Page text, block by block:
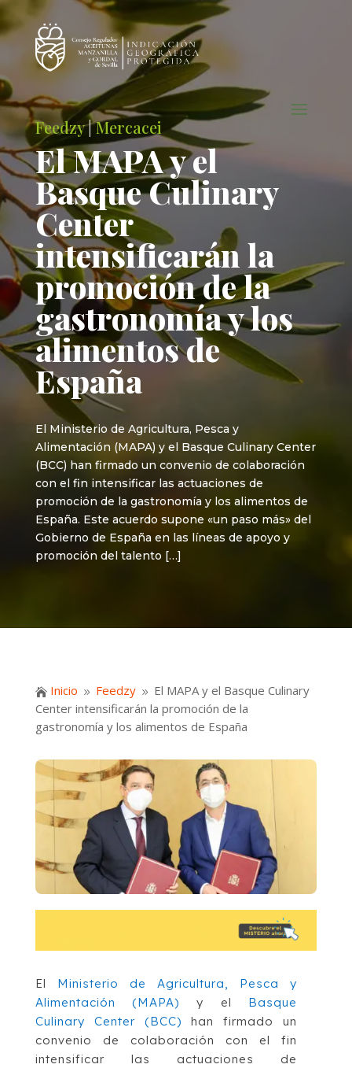
Feedzy|Mercacei
El MAPA y el
Basque Culinary
Center
intensificarán la
promoción de la
gastronomía y los
alimentos de
España
El Ministerio de Agricultura, Pesca y
Alimentación (MAPA) y el Basque Culinary Center
(BCC) han firmado un convenio de colaboración
con el fin intensificar las actuaciones de
promoción de la gastronomía y los alimentos de
España. Este acuerdo supone «un paso más» del
Gobierno de España en las líneas de apoyo y
promoción del talento […]
 Inicio 9 Feedzy 9 El MAPA y el Basque Culinary
Center intensificarán la promoción de la
gastronomía y los alimentos de España
El Ministerio de Agricultura, Pesca y
Alimentación (MAPA) y el Basque
Culinary Center (BCC) han firmadoun
convenio de colaboración con el fin
intensificar las actuaciones de